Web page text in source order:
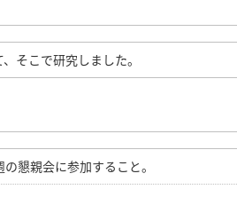
そこで研究しました。
懇親会に参加すること。